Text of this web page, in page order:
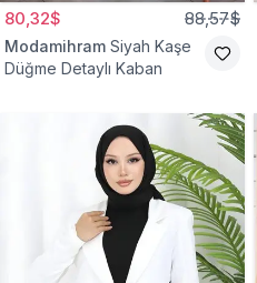
80,32$ 88,57$
Modamihram Siyah Kaşe
Düğme Detaylı Kaban